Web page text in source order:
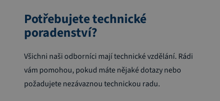
Potřebujete technické
poradenství?
Všichni naši odborníci mají technické vzdělání. Rádi
vám pomohou, pokud máte nějaké dotazy nebo
požadujete nezávaznou technickou radu.